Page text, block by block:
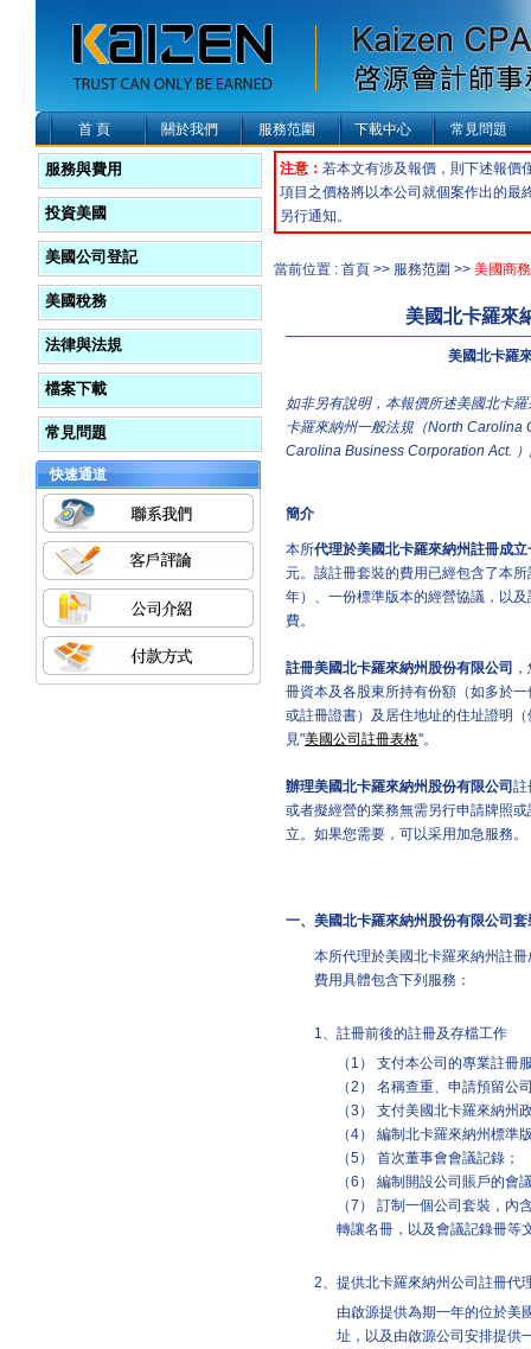
首 頁 關於我們 服務范圍 下載中心 常見問題
服務與費用
投資美國
美國公司登記
美國稅務
法律與法規
檔案下載
常見問題
快速通道
注意： 若本文有涉及報價，則下述報價
項目之價格將以本公司就個案作出的最
另行通知。
當前位置 : 首頁 >> 服務范圍 >> 美國商
美國北卡羅來
美國北卡羅
如非另有說明，本報價所述美國北卡
卡羅來納州一般法規（North Carolina
Carolina Business Corporation Act.
簡介
本所代理於美國北卡羅來納州註冊成
元。該註冊套裝的費用已經包含了本
年）、一份標準版本的經營協議，以
費。
註冊美國北卡羅來納州股份有限公司
冊資本及各股東所持有份額（如多於
或註冊證書）及居住地址的住址證明
見"美國公司註冊表格"。
辦理美國北卡羅來納州股份有限公司 註
或者擬經營的業務無需另行申請牌照
立。如果您需要，可以采用加急服務。
一、 美國北卡羅來納州股份有限公司
本所代理於美國北卡羅來納州註
費用具體包含下列服務：
1、 註冊前後的註冊及存檔工作
（1） 支付本公司的專業註冊
（2） 名稱查重、申請預留公
（3） 支付美國北卡羅來納州
（4） 編制北卡羅來納州標準
（5） 首次董事會會議記錄；
（6） 編制開設公司賬戶的會
（7） 訂制一個公司套裝，
轉讓名冊，以及會議記錄冊等
2、 提供北卡羅來納州公司註冊代
由啟源提供為期一年的位於美
址，以及由啟源公司安排提供